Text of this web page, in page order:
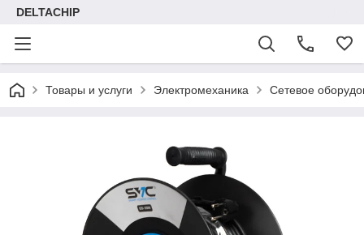
DELTACHIP
Товары и услуги Электромеханика Сетевое